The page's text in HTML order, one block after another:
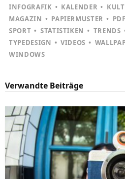
INFOGRAFIK
KALENDER
MAGAZIN
PAPIERMUSTER PDF
SPORT
STATISTIKEN TRENDS
TYPEDESIGN
VIDEOS
WINDOWS
Verwandte Beiträge